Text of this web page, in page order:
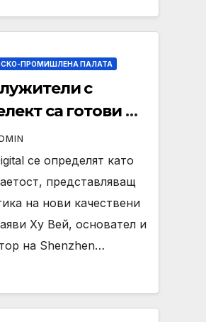
ПРОМИШЛЕНА ПАЛАТА
с
са готови да
световната
се определят като
представляващ
на нови качествени
Ху Вей, основател и
на Shenzhen…